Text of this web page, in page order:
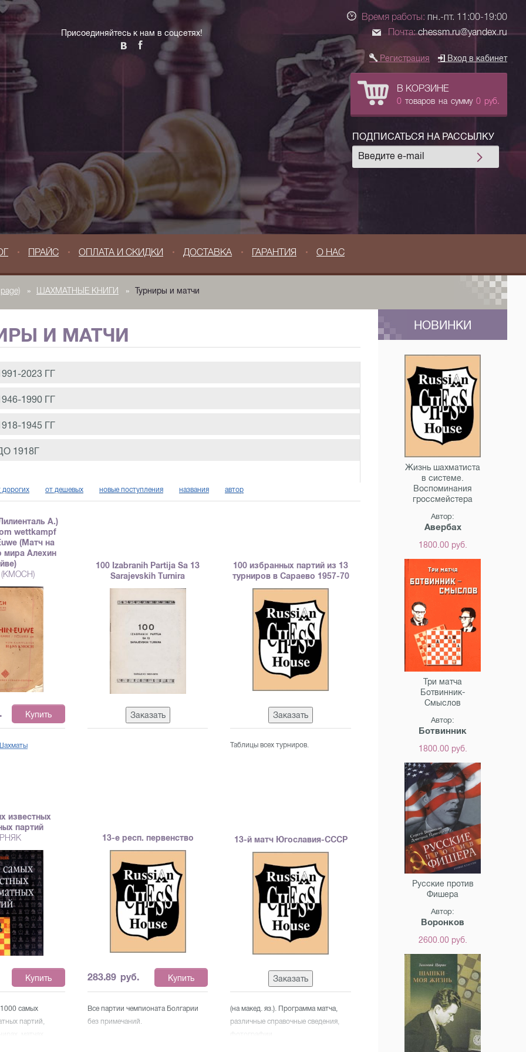
Время работы: пн.-пт. 11:00-19:00
Почта: chessm.ru@yandex.ru
Регистрация Вход в кабинет
В КОРЗИНЕ
0 товаров на сумму 0 руб.
ПОДПИСАТЬСЯ НА РАССЫЛКУ
Присоединяйтесь к нам в соцсетях!
ПРАЙС ОПЛАТА И СКИДКИ ДОСТАВКА ГАРАНТИЯ О НАС
» ШАХМАТНЫЕ КНИГИ » Турниры и матчи
И МАТЧИ
2023 ГГ
1990 ГГ
1945 ГГ
1918Г
дорогих от дешевых новые поступления названия автор
А.)
wettkampf
(Матч на
мира Алехин
Купить
100 Izabranih Partija Sa 13
Sarajevskih Turnira
Заказать
100 избранных партий из 13
турниров в Сараево 1957-70
Заказать
Таблицы всех турниров.
известных
партий
Купить
самых
партий,
13-е респ. первенство
283.89 руб. Купить
Все партии чемпионата Болгарии
без примечаний.
13-й матч Югославия-СССР
Заказать
(на макед. яз.). Программа матча,
различные справочные сведения,
НОВИНКИ
Жизнь шахматиста
в системе.
Воспоминания
гроссмейстера
Автор:
Авербах
1800.00 руб.
Три матча
Ботвинник-
Смыслов
Автор:
Ботвинник
1800.00 руб.
Русские против
Фишера
Автор:
Воронков
2600.00 руб.